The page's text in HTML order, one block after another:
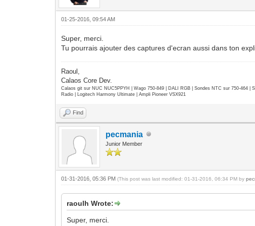
01-25-2016, 09:54 AM
Super, merci.
Tu pourrais ajouter des captures d'ecran aussi dans ton
Raoul,
Calaos Core Dev.
Calaos git sur NUC NUC5PPYH | Wago 750-849 | DALI RGB | Sondes NTC sur 750-464
Radio | Logitech Harmony Ultimate | Ampli Pioneer VSX921
Find
pecmania
Junior Member
01-31-2016, 05:36 PM(This post was last modified: 01-31-2016, 06:34 PM by
raoulh Wrote:
Super, merci.